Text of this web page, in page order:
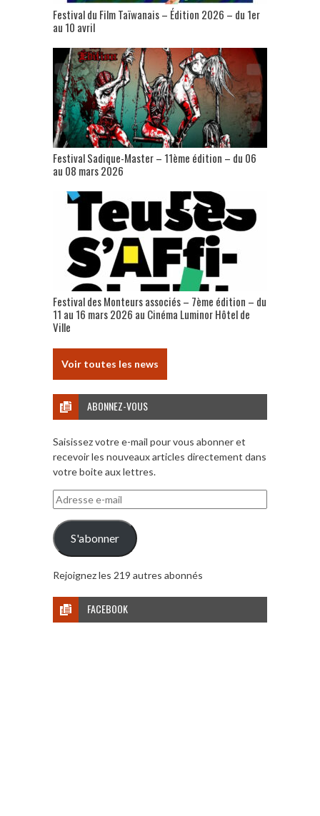
Festival du Film Taïwanais – Édition 2026 – du 1er
au 10 avril
Festival Sadique-Master – 11ème édition – du 06
au 08 mars 2026
Festival des Monteurs associés – 7ème édition – du
11 au 16 mars 2026 au Cinéma Luminor Hôtel de
Ville
Voir toutes les news
ABONNEZ-VOUS
Saisissez votre e-mail pour vous abonner et
recevoir les nouveaux articles directement dans
votre boite aux lettres.
Adresse
e-
mail
S'abonner
Rejoignez les 219 autres abonnés
FACEBOOK